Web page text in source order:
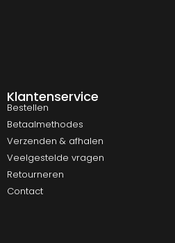
Klantenservice
Bestellen
Betaalmethodes
Verzenden & afhalen
Veelgestelde vragen
Retourneren
Contact